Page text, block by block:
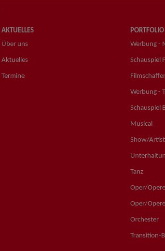
AKTUELLES
Über uns
Aktuelles
Termine
PORTFOLIO
Werbung -
Schauspiel
Werbung -
Schauspiel
Musical
Show/
Tanz
Oper/
Oper/
Orchester
Transition-